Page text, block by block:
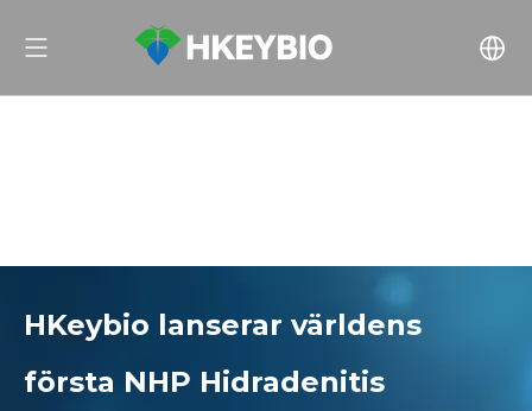
HKeybio lanserar världens
första NHP Hidradenitis